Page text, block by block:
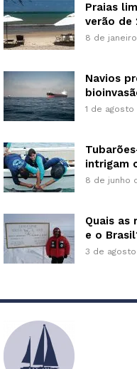
Praias
verão de
8 de
Navios
1 de
intrigam
8 de junho
Quais as
e o
3 de